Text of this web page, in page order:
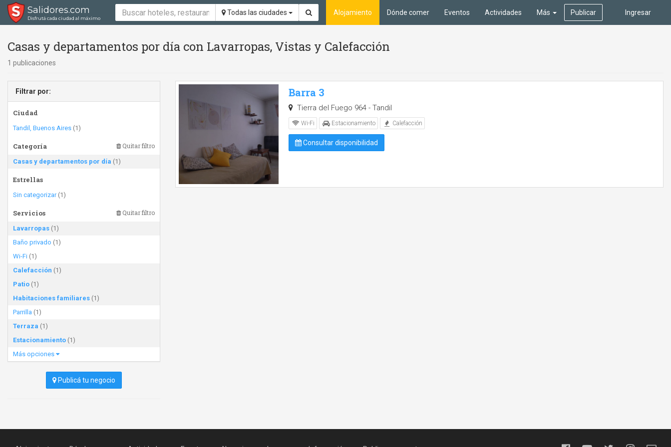
Salidores.com
Disfrutá cada ciudad al máximo
Todas las ciudades Ingresar
Alojamiento Dónde comer Eventos Actividades Más Publicar
Casas y departamentos por día con Lavarropas, Vistas y Calefacción
1 publicaciones
Filtrar por:
Ciudad
Tandil, Buenos Aires (1)
Categoría Quitar filtro
Casas y departamentos por día (1)
Estrellas
Sin categorizar(1)
Servicios Quitar filtro
Lavarropas (1)
Baño privado (1)
Wi-Fi (1)
Calefacción (1)
Patio (1)
Habitaciones familiares (1)
Parrilla (1)
Terraza (1)
Estacionamiento (1)
Más opciones
Publicá tu negocio
Barra 3
Tierra del Fuego 964 - Tandil
Wi-Fi Estacionamiento Calefacción
Consultar disponibilidad